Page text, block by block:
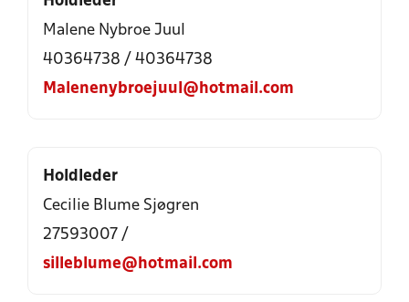
Malene Nybroe Juul
40364738 / 40364738
Malenenybroejuul@hotmail.com
Holdleder
Cecilie Blume Sjøgren
27593007 /
silleblume@hotmail.com